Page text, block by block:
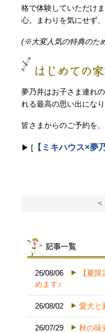
格で体験していただけ
心。まわりを気にせず
(※大変人気の特典のた
はじめての
夢乃井はお子さま連れ
れる最高の思い出にな
皆さまからのご予約を
▶ [ 【ミキハウス×夢
記事一覧
26/08/06
【夏
めます♪
26/08/02 愛犬と
26/07/29 秋の味